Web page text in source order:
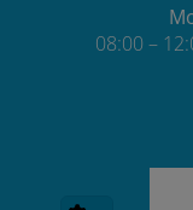
08:00 –